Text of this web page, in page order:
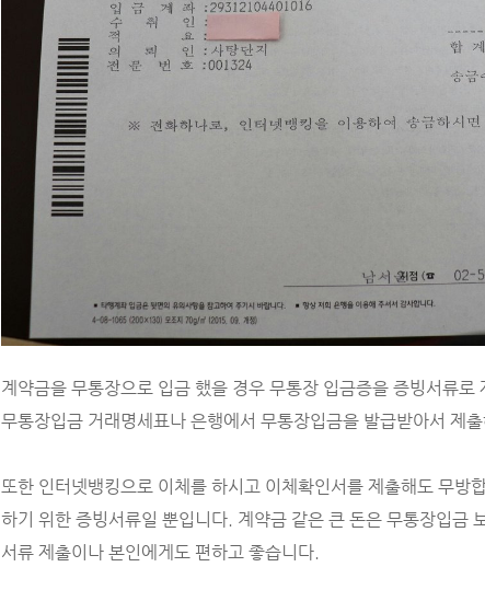
계약금을 무통장으로 입금 했을 경우 무통장 입금증을 증빙서류
무통장입금 거래명세표나 은행에서 무통장입금을 발급받아서 제
또한 인터넷뱅킹으로 이체를 하시고 이체확인서를 제출해도 무방
하기 위한 증빙서류일 뿐입니다. 계약금 같은 큰 돈은 무통장입금
서류 제출이나 본인에게도 편하고 좋습니다.